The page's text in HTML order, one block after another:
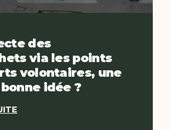
des
via les points
volontaires, une
idée ?